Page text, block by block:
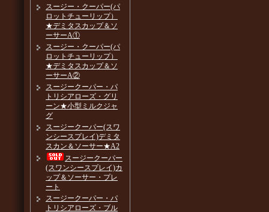
スージー・クーパー(パ
ロットチューリップ）
★デミタスカップ＆ソ
ーサーA①
スージー・クーパー(パ
ロットチューリップ）
★デミタスカップ＆ソ
ーサーA②
スージークーパー・パ
トリシアローズ・グリ
ーン★小型ミルクジャ
グ
スージークーパー(スワ
ンシースプレイ)デミタ
スカン＆ソーサー★A2
スージークーパー
(スワンシースプレイ)カ
ップ＆ソーサー・プレ
ート
スージークーパー・パ
トリシアローズ・ブル